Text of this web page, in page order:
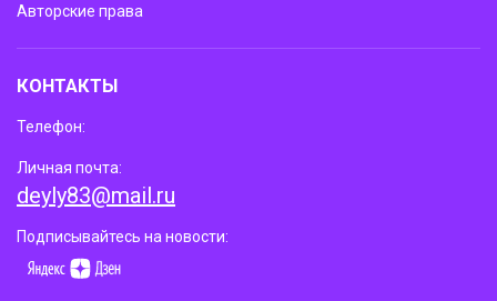
Авторские права
КОНТАКТЫ
Телефон:
Личная почта:
deyly83@mail.ru
Подписывайтесь на новости: